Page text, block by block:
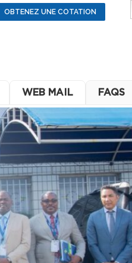
OBTENEZ UNE COTATION
WEB MAIL FAQS